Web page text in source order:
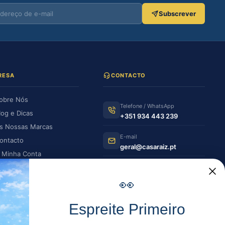
Subscrever
Nós
e Dicas
Nossas Marcas
Minha Conta
Minhas Encomendas
CONTACTO
Telefone / WhatsApp
+351 934 443 239
E-mail
geral@casaraiz.pt
HORÁRIO DE FUNCIONAMENTO
👀
Espreite Primeiro